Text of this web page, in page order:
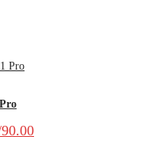
90.00